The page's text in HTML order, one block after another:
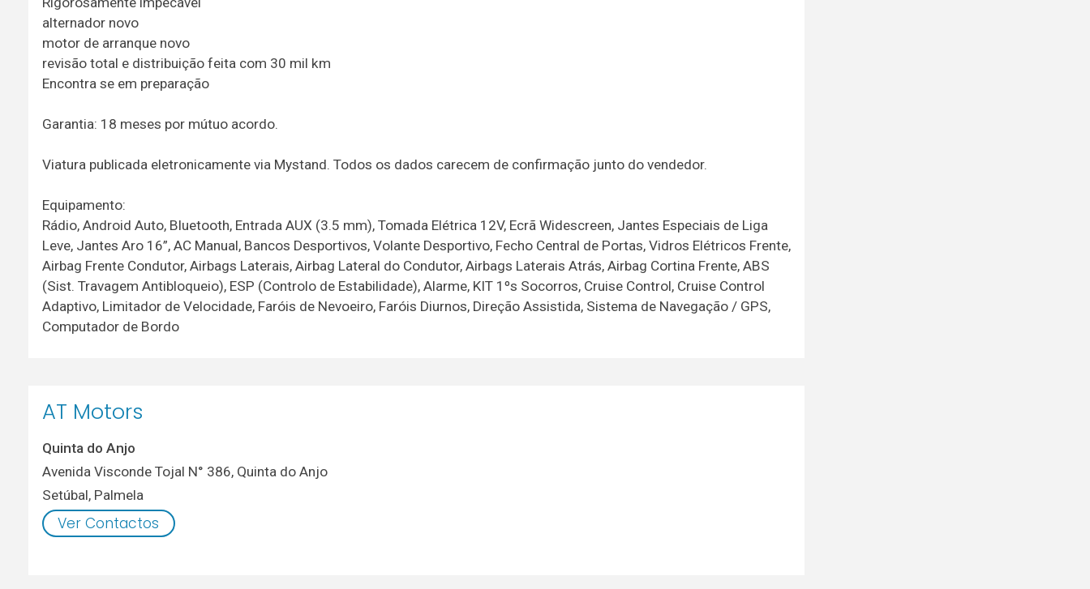
alternador novo
motor de arranque novo
revisão total e distribuição feita com 30 mil km
Encontra se em preparação
Garantia: 18 meses por mútuo acordo.
Viatura publicada eletronicamente via Mystand. Todos os dados carecem de confirmação junto do vendedor.
Equipamento:
Rádio, Android Auto, Bluetooth, Entrada AUX (3.5 mm), Tomada Elétrica 12V, Ecrã Widescreen, Jantes Especiais de Liga
Leve, Jantes Aro 16”, AC Manual, Bancos Desportivos, Volante Desportivo, Fecho Central de Portas, Vidros Elétricos Frente,
Airbag Frente Condutor, Airbags Laterais, Airbag Lateral do Condutor, Airbags Laterais Atrás, Airbag Cortina Frente, ABS
(Sist. Travagem Antibloqueio), ESP (Controlo de Estabilidade), Alarme, KIT 1ºs Socorros, Cruise Control, Cruise Control
Adaptivo, Limitador de Velocidade, Faróis de Nevoeiro, Faróis Diurnos, Direção Assistida, Sistema de Navegação / GPS,
Computador de Bordo
AT Motors
Quinta do Anjo
Avenida Visconde Tojal N° 386, Quinta do Anjo
Setúbal, Palmela
Ver Contactos